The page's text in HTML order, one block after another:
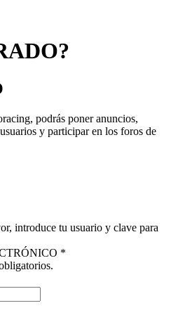
y participar en los foros de
*